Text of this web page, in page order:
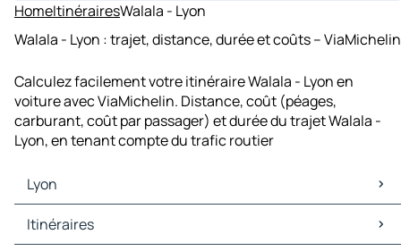
HomeItinérairesWalala - Lyon
Walala - Lyon : trajet, distance, durée et coûts – ViaMichelin
Calculez facilement votre itinéraire Walala - Lyon en
voiture avec ViaMichelin. Distance, coût (péages,
carburant, coût par passager) et durée du trajet Walala -
Lyon, en tenant compte du trafic routier
Lyon
Lyon Cartes et plans
Lyon Trafic
Itinéraires